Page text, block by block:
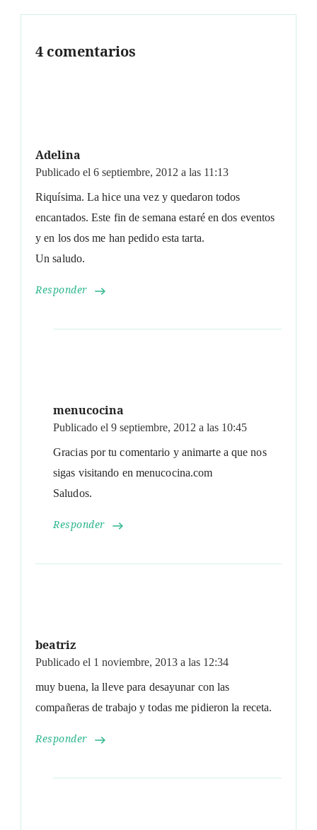
4 comentarios
Adelina
Publicado el 6 septiembre, 2012 a las 11:13
Responder
Riquísima. La hice una vez y quedaron todos
encantados. Este fin de semana estaré en dos eventos
y en los dos me han pedido esta tarta.
Un saludo.
menucocina
Publicado el 9 septiembre, 2012 a las 10:45
Responder
Gracias por tu comentario y animarte a que nos
sigas visitando en menucocina.com
Saludos.
beatriz
Publicado el 1 noviembre, 2013 a las 12:34
Responder
muy buena, la lleve para desayunar con las
compañeras de trabajo y todas me pidieron la receta.